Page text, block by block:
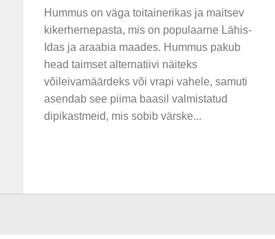
Hummus on väga toitainerikas ja maitsev
kikerhernepasta, mis on populaarne Lähis-
Idas ja araabia maades. Hummus pakub
head taimset alternatiivi näiteks
võileivamäärdeks või vrapi vahele, samuti
asendab see piima baasil valmistatud
dipikastmeid, mis sobib värske...